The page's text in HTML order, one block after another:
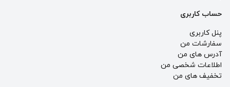
حساب کاربری
پنل کاربری
سفارشات من
آدرس های من
اطلاعات شخصی من
تخفیف های من